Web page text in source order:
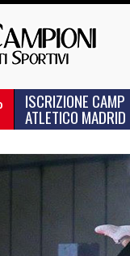
ISCRIZIONE CAMP
ATLETICO MADRID